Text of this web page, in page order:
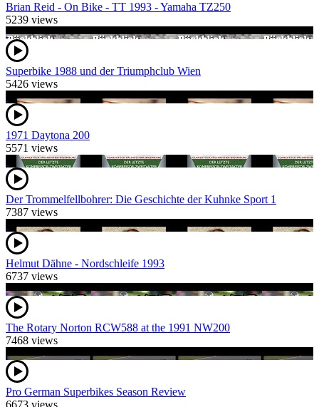
Brian Reid - On Bike - TT 1993 - Yamaha TZ250
5239 views
Superbike 1988 und der Triumphclub Wien
5426 views
1971 Daytona 200
5571 views
Der Trommelfellbohrer: Die Geschichte der Kuhnke Sport 1
7387 views
Helmut Dähne - Nordschleife 1993
6737 views
The Rotary Norton RCW588 at the 1991 NW200
7468 views
Pro German Superbikes Season Review